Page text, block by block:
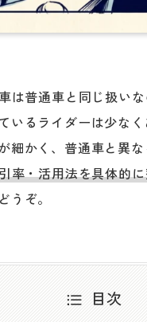
は普通車と同じ扱い
いるライダーは少な
かく、普通車と異な
率・活用法を具体的
ぞ。
目次